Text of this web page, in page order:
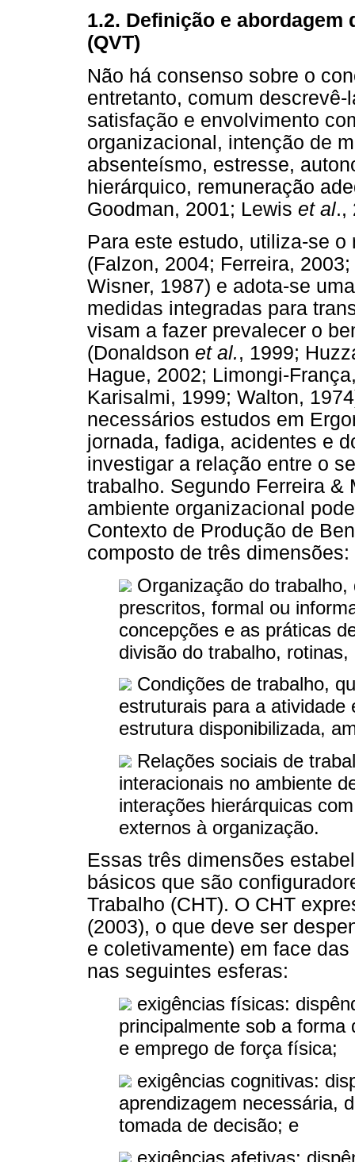
1.2. Definição e abordagem
(QVT)
Não há consenso sobre o
entretanto, comum
satisfação e envolvimento
organizacional, intenção de
absenteísmo, estresse,
hierárquico, remuneração
Goodman, 2001; Lewis et al.,
Para este estudo, utiliza-se
(Falzon, 2004; Ferreira,
Wisner, 1987) e adota-se
medidas integradas para
visam a fazer prevalecer o
(Donaldson et al., 1999;
Hague, 2002; Limongi-
Karisalmi, 1999; Walton,
necessários estudos em
jornada, fadiga, acidentes e
investigar a relação entre o
trabalho. Segundo Ferreira &
ambiente organizacional
Contexto de Produção de
composto de três dimensões:
Organização do
prescritos, formal ou
concepções e as práticas
divisão do trabalho, rotinas,
Condições de trabalho,
estruturais para a
estrutura disponibilizada,
Relações sociais de
interacionais no ambiente
interações hierárquicas
externos à organização.
Essas três dimensões
básicos que são
Trabalho (CHT). O CHT
(2003), o que deve ser
e coletivamente) em face
nas seguintes esferas:
exigências físicas:
principalmente sob a
e emprego de força física;
exigências cognitivas:
aprendizagem necessária,
tomada de decisão; e
exigências afetivas: